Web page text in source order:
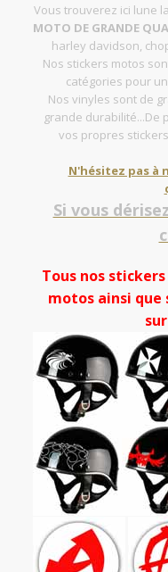
Vous trouverez ici lune
MOTO DE GRANDE
harley davidson,
Nos stickers motos
catégories pour
Nos vinyles sont de
grande durabilité...De
vos propres stickers
N'hésitez pas à
Si vous
Tous nos
motos ainsi